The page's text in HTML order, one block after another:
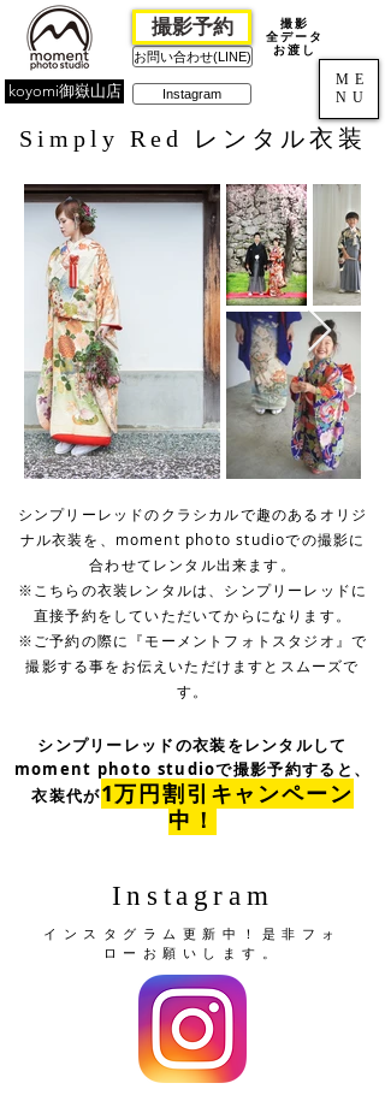
ME
NU
koyomi御嶽山店
撮影予約
お問い合わせ(LINE)
Instagram
撮影
全データ
お渡し
Simply Red レンタル衣装
シンプリーレッドのクラシカルで趣のあるオリジ
ナル衣装を、moment photo studioでの撮影に
合わせてレンタル出来ます。
※こちらの衣装レンタルは、シンプリーレッドに
直接予約をしていただいてからになります。
​※ご予約の際に『モーメントフォトスタジオ』で
撮影する事をお伝えいただけますとスムーズで
す。
シンプリーレッドの衣装をレンタルして
moment photo studioで撮影予約すると、
衣装代が1万円割引キャンペーン
中！
Instagram
インスタグラム更新中！ 是非フォ
ローお願いします。